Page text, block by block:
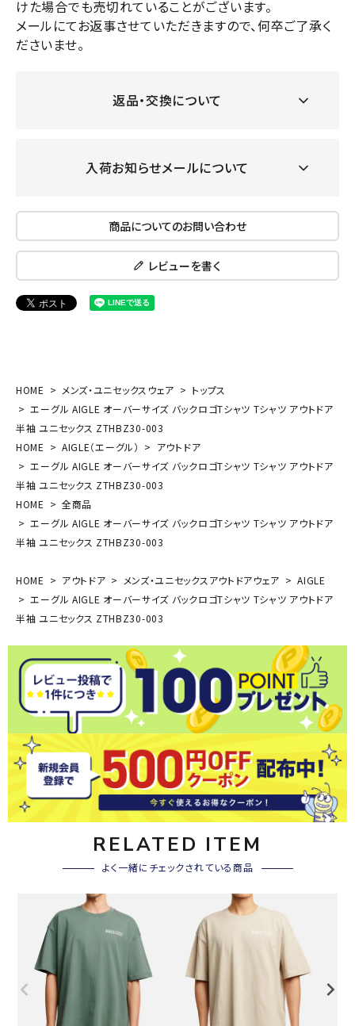
けた場合でも売切れていることがございます。
メールにてお返事させていただきますので、何卒ご了承く
ださいませ。
返品・交換について
入荷お知らせメールについて
商品についてのお問い合わせ
レビューを書く
HOME メンズ・ユニセックスウェア
トップス
エーグル AIGLE オーバーサイズ バックロゴTシャツ Tシャツ アウトドア
半袖 ユニセックス ZTHBZ30-003
HOME
AIGLE（エーグル）
アウトドア
エーグル AIGLE オーバーサイズ バックロゴTシャツ Tシャツ アウトドア
半袖 ユニセックス ZTHBZ30-003
HOME
全商品
エーグル AIGLE オーバーサイズ バックロゴTシャツ Tシャツ アウトドア
半袖 ユニセックス ZTHBZ30-003
HOME アウトドア メンズ・ユニセックスアウトドアウェア
AIGLE
エーグル AIGLE オーバーサイズ バックロゴTシャツ Tシャツ アウトドア
半袖 ユニセックス ZTHBZ30-003
RELATED ITEM
よく一緒にチェックされている商品